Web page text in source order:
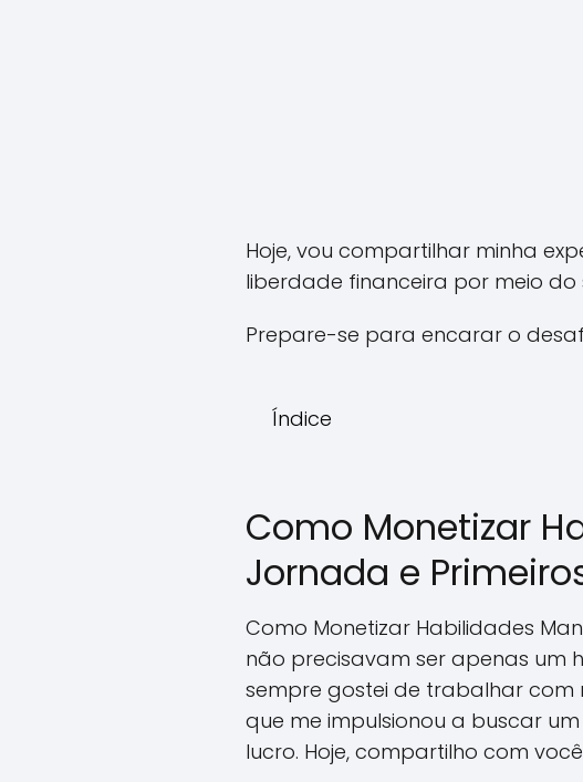
Hoje, vou compartilhar minha
liberdade financeira por meio do
Prepare-se para encarar o
Índice
Como Monetizar
Jornada e
Como Monetizar Habilidades
não precisavam ser apenas um
sempre gostei de trabalhar com
que me impulsionou a buscar
lucro. Hoje, compartilho com